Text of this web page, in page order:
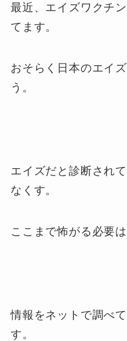
最近、エイズワクチ
てます。
おそらく日本のエイ
う。
エイズだと診断され
なくす。
ここまで怖がる必要
情報をネットで調べ
す。